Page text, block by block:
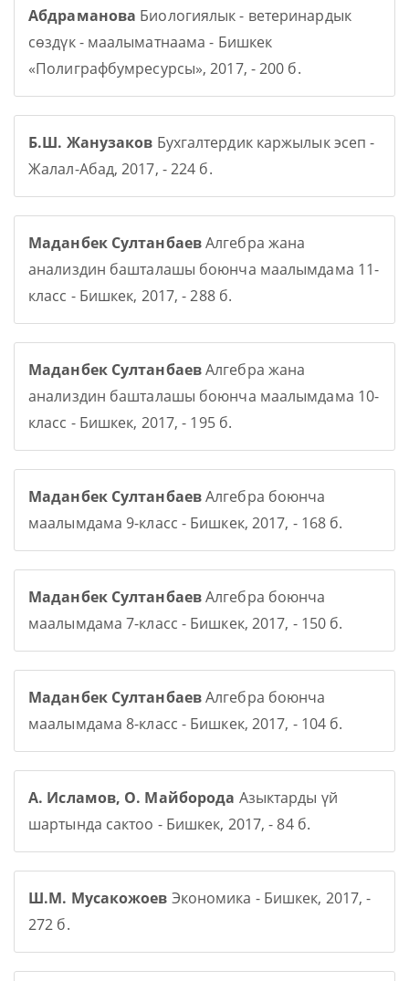
Абдраманова Биологиялык - ветеринардык
сөздүк - маалыматнаама - Бишкек
«Полиграфбумресурсы», 2017, - 200 б.
Б.Ш. Жанузаков Бухгалтердик каржылык эсеп -
Жалал-Абад, 2017, - 224 б.
Маданбек СултанбаевАлгебра жана
анализдин башталашы боюнча маалымдама 11-
класс - Бишкек, 2017, - 288 б.
Маданбек СултанбаевАлгебра жана
анализдин башталашы боюнча маалымдама 10-
класс - Бишкек, 2017, - 195 б.
Маданбек СултанбаевАлгебра боюнча
маалымдама 9-класс - Бишкек, 2017, - 168 б.
Маданбек СултанбаевАлгебра боюнча
маалымдама 7-класс - Бишкек, 2017, - 150 б.
Маданбек СултанбаевАлгебра боюнча
маалымдама 8-класс - Бишкек, 2017, - 104 б.
А. Исламов, О. Майборода Азыктарды үй
шартында сактоо - Бишкек, 2017, - 84 б.
Ш.М. Мусакожоев Экономика - Бишкек, 2017, -
272 б.